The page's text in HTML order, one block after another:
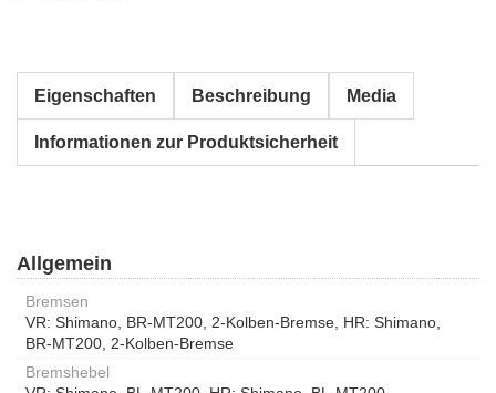
Eigenschaften Beschreibung Media
Informationen zur Produktsicherheit
Allgemein
Bremsen
VR: Shimano, BR-MT200, 2-Kolben-Bremse, HR: Shimano,
BR-MT200, 2-Kolben-Bremse
Bremshebel